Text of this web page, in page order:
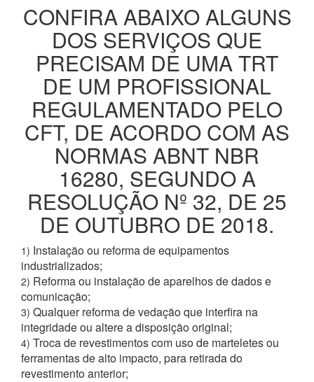
CONFIRA ABAIXO ALGUNS
DOS SERVIÇOS QUE
PRECISAM DE UMA TRT
DE UM PROFISSIONAL
REGULAMENTADO PELO
CFT, DE ACORDO COM AS
NORMAS ABNT NBR
16280, SEGUNDO A
RESOLUÇÃO Nº 32, DE 25
DE OUTUBRO DE 2018.
1) Instalação ou reforma de equipamentos
industrializados;
2) Reforma ou instalação de aparelhos de dados e
comunicação;
3) Qualquer reforma de vedação que interfira na
integridade ou altere a disposição original;
4) Troca de revestimentos com uso de marteletes ou
ferramentas de alto impacto, para retirada do
revestimento anterior;